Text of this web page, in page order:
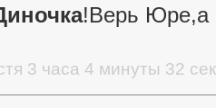
!Верь Юре,а
3 часа 4 минуты 32